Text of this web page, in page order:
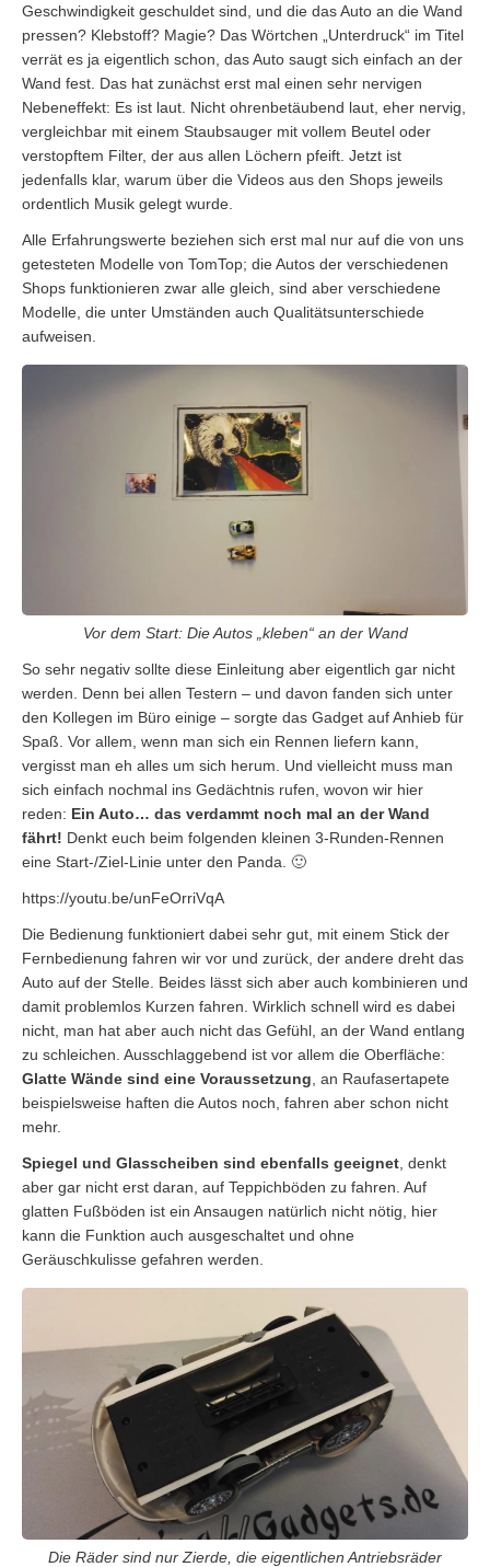
Geschwindigkeit geschuldet sind, und die das Auto an die Wand
pressen? Klebstoff? Magie? Das Wörtchen „Unterdruck“ im Titel
verrät es ja eigentlich schon, das Auto saugt sich einfach an der
Wand fest. Das hat zunächst erst mal einen sehr nervigen
Nebeneffekt: Es ist laut. Nicht ohrenbetäubend laut, eher nervig,
vergleichbar mit einem Staubsauger mit vollem Beutel oder
verstopftem Filter, der aus allen Löchern pfeift. Jetzt ist
jedenfalls klar, warum über die Videos aus den Shops jeweils
ordentlich Musik gelegt wurde.
Alle Erfahrungswerte beziehen sich erst mal nur auf die von uns
getesteten Modelle von TomTop; die Autos der verschiedenen
Shops funktionieren zwar alle gleich, sind aber verschiedene
Modelle, die unter Umständen auch Qualitätsunterschiede
aufweisen.
Vor dem Start: Die Autos „kleben“ an der Wand
So sehr negativ sollte diese Einleitung aber eigentlich gar nicht
werden. Denn bei allen Testern – und davon fanden sich unter
den Kollegen im Büro einige – sorgte das Gadget auf Anhieb für
Spaß. Vor allem, wenn man sich ein Rennen liefern kann,
vergisst man eh alles um sich herum. Und vielleicht muss man
sich einfach nochmal ins Gedächtnis rufen, wovon wir hier
reden: Ein Auto… das verdammt noch mal an der Wand
fährt! Denkt euch beim folgenden kleinen 3-Runden-Rennen
eine Start-/Ziel-Linie unter den Panda. 🙂
https://youtu.be/unFeOrriVqA
Die Bedienung funktioniert dabei sehr gut, mit einem Stick der
Fernbedienung fahren wir vor und zurück, der andere dreht das
Auto auf der Stelle. Beides lässt sich aber auch kombinieren und
damit problemlos Kurzen fahren. Wirklich schnell wird es dabei
nicht, man hat aber auch nicht das Gefühl, an der Wand entlang
zu schleichen. Ausschlaggebend ist vor allem die Oberfläche:
Glatte Wände sind eine Voraussetzung, an Raufasertapete
beispielsweise haften die Autos noch, fahren aber schon nicht
mehr.
Spiegel und Glasscheiben sind ebenfalls geeignet, denkt
aber gar nicht erst daran, auf Teppichböden zu fahren. Auf
glatten Fußböden ist ein Ansaugen natürlich nicht nötig, hier
kann die Funktion auch ausgeschaltet und ohne
Geräuschkulisse gefahren werden.
Die Räder sind nur Zierde, die eigentlichen Antriebsräder